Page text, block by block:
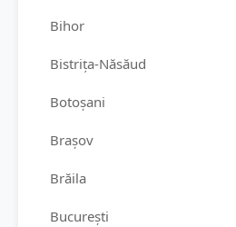
Bihor
Bistrița-Năsăud
Botoșani
Brașov
Brăila
București